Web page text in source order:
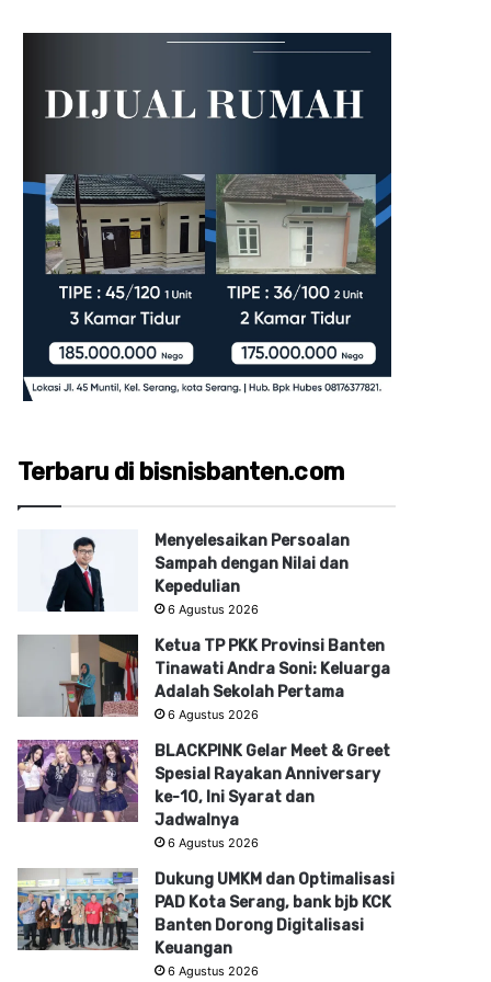
Terbaru di bisnisbanten.com
Menyelesaikan Persoalan
Sampah dengan Nilai dan
Kepedulian
6 Agustus 2026
Ketua TP PKK Provinsi Banten
Tinawati Andra Soni: Keluarga
Adalah Sekolah Pertama
6 Agustus 2026
BLACKPINK Gelar Meet & Greet
Spesial Rayakan Anniversary
ke-10, Ini Syarat dan
Jadwalnya
6 Agustus 2026
Dukung UMKM dan Optimalisasi
PAD Kota Serang, bank bjb KCK
Banten Dorong Digitalisasi
Keuangan
6 Agustus 2026